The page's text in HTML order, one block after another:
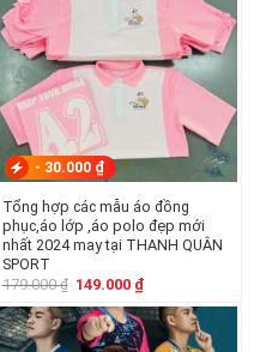
- 30.000 ₫
Tổng hợp các mẫu áo đồng
phục,áo lớp ,áo polo đẹp mới
nhất 2024 may tại THANH QUÂN
SPORT
179.000₫ Giá
là:
179.000 ₫.
149.000 ₫Giá
tại
là:
149.000 ₫.